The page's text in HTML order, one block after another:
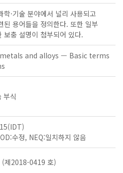
학·기술 분야에서 널리 사용되고
된 용어들을 정의한다. 또한 일부
보충 설명이 첨부되어 있다.
and alloys — Basic terms
부식
수정, NEQ:일치하지 않음
(제2018-0419 호)